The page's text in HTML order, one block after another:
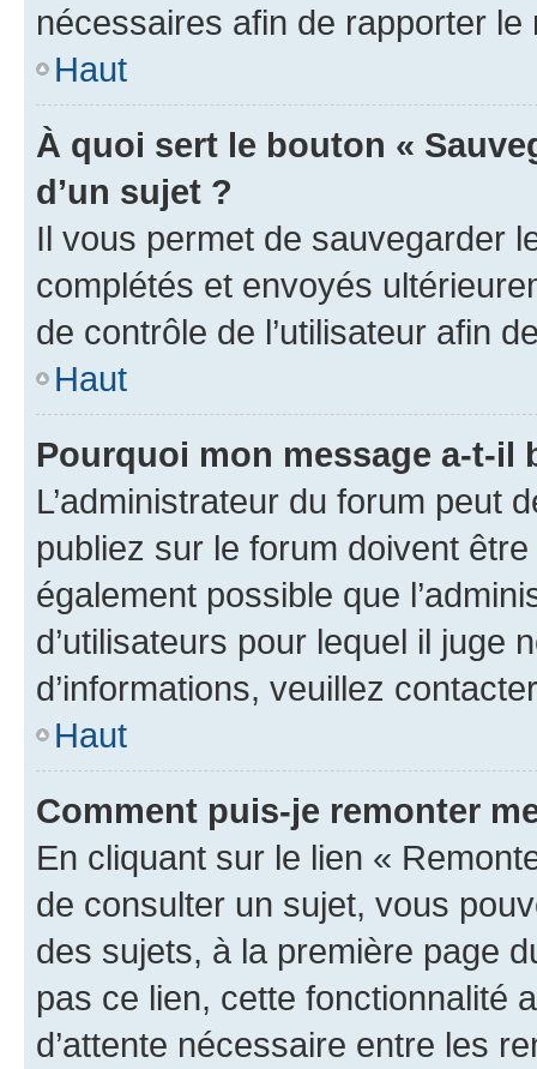
nécessaires afin de rapporter le
Haut
À quoi sert le bouton «
d’un sujet ?
Il vous permet de sauvegarder
complétés et envoyés
de contrôle de l’utilisateur afin
Haut
Pourquoi mon message a-t-il
L’administrateur du forum peut
publiez sur le forum doivent
également possible que
d’utilisateurs pour lequel il juge
d’informations, veuillez
Haut
Comment puis-je remonter
En cliquant sur le lien «
de consulter un sujet, vous
des sujets, à la première page
pas ce lien, cette fonctionnalité
d’attente nécessaire entre les